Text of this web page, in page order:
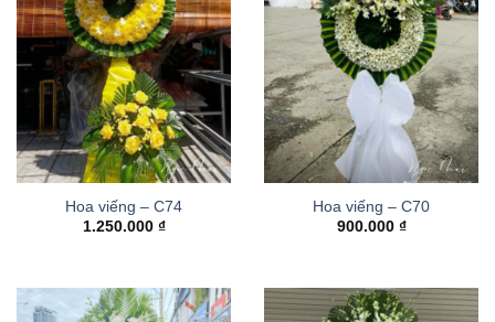
Hoa viếng – C74
1.250.000 ₫
Hoa viếng – C70
900.000 ₫